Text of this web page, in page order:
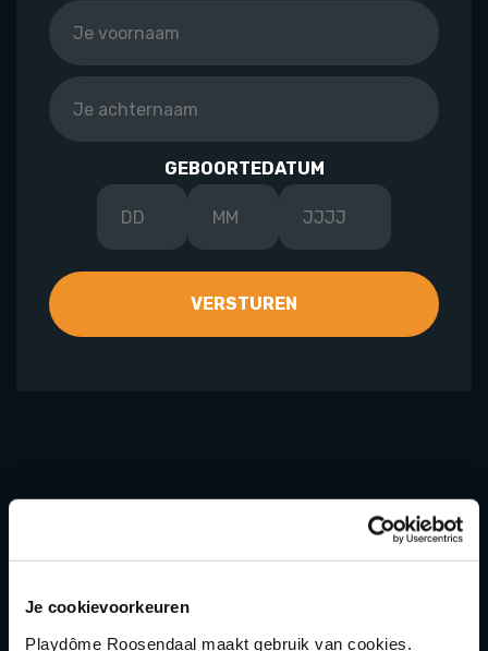
Je cookievoorkeuren
Playdôme Roosendaal maakt gebruik van cookies.
GEBOORTEDATUM
Indoor Playgolf